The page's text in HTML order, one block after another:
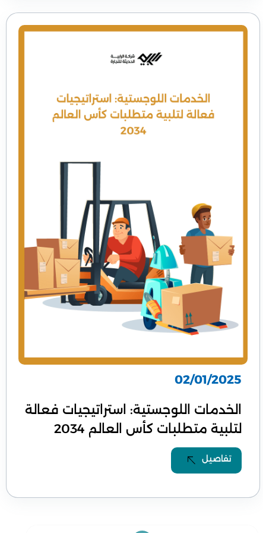
02/01/2025
الخدمات اللوجستية: استراتيجيات فعالة
لتلبية متطلبات كأس العالم 2034
تفاصيل